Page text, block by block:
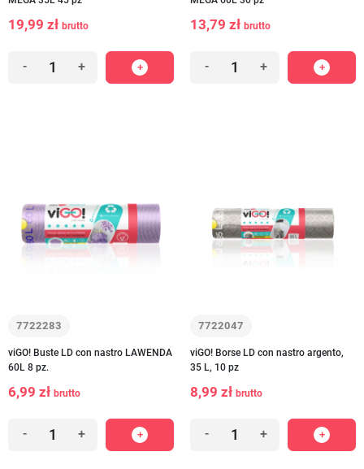
19,99 zł brutto
- +
13,79 zł brutto
- +
7722283
viGO! Buste LD con nastro LAWENDA
60L 8 pz.
6,99 zł brutto
- +
7722047
viGO! Borse LD con nastro argento,
35 L, 10 pz
8,99 zł brutto
- +